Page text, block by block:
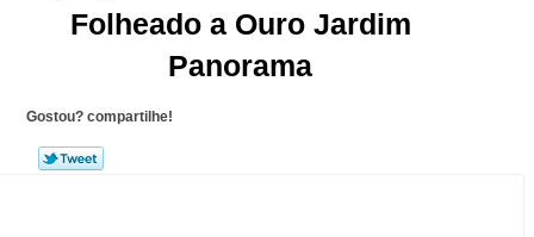
Folheado a Ouro Jardim
Panorama
Gostou? compartilhe!